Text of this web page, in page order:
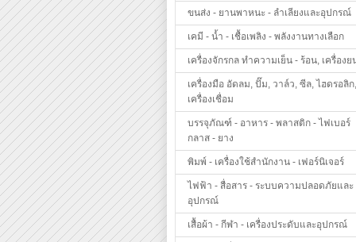
ขนส่ง - ยานพาหนะ - ลำเลียงและอุปกรณ์
เคมี - น้ำ - เชื้อเพลิง - พลังงานทางเลือก
เครื่องจักรกล ทำความเย็น - ร้อน, เครื่องย
เครื่องมือ อัดลม, ปั๊ม, วาล์ว, ซีล, ไฮดรอลิก,
เครื่องเชื่อม
บรรจุภัณฑ์ - อาหาร - พลาสติก - ไฟเบอร์
กลาส - ยาง
พิมพ์ - เครื่องใช้สำนักงาน - เฟอร์นิเจอร์
ไฟฟ้า - สื่อสาร - ระบบความปลอดภัยและ
อุปกรณ์
เสื้อผ้า - กีฬา - เครื่องประดับและอุปกรณ์